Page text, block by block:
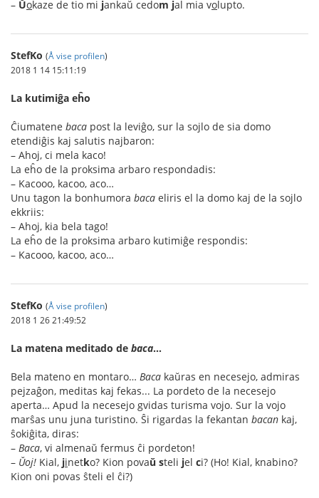
– Ŭokaze de tio mi jankaŭ cedom jal mia volupto.
StefKo (Å vise profilen)
2018 1 14 15:11:19
La kutimiĝa eĥo
Ĉiumatene baca post la leviĝo, sur la sojlo de sia domo
etendiĝis kaj salutis najbaron:
– Ahoj, ci mela kaco!
La eĥo de la proksima arbaro respondadis:
– Kacooo, kacoo, aco…
Unu tagon la bonhumora baca eliris el la domo kaj de la sojlo
ekkriis:
– Ahoj, kia bela tago!
La eĥo de la proksima arbaro kutimiĝe respondis:
– Kacooo, kacoo, aco…
StefKo (Å vise profilen)
2018 1 26 21:49:52
La matena meditado de baca…
Bela mateno en montaro… Baca kaŭras en necesejo, admiras
pejzaĝon, meditas kaj fekas... La pordeto de la necesejo
aperta… Apud la necesejo gvidas turisma vojo. Sur la vojo
marŝas unu juna turistino. Ŝi rigardas la fekantan bacan kaj,
ŝokiĝita, diras:
– Baca, vi almenaŭ fermus ĉi pordeton!
– Ŭoj! Kial, jinetko? Kion povaŭ steli jel ci? (Ho! Kial, knabino?
Kion oni povas ŝteli el ĉi?)